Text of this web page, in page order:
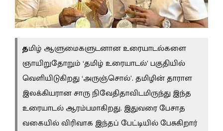
தமிழ் ஆளுமைகளுடனான உரையாடல்களை
ஞாயிறுதோறும் ‘தமிழ் உரையாடல்’ பகுதியில்
வெளியிடுகிறது ‘அருஞ்சொல்’. தமிழின் தாராள
இலக்கியரான சாரு நிவேதிதாவிடமிருந்து இந்த
உரையாடல் ஆரம்பமாகிறது. இதுவரை பேசாத
வகையில் விரிவாக இந்தப் பேட்டியில் பேசுகிறார்